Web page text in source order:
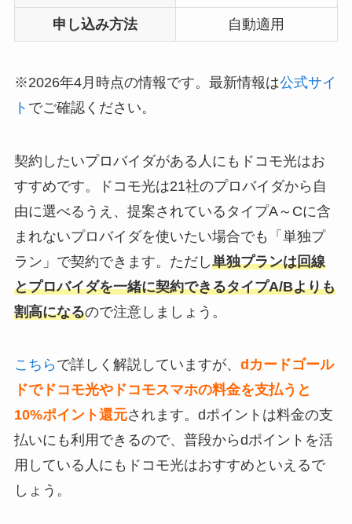
申し込み方法 自動適用
※2026年4月時点の情報です。最新情報は公式サイ
ト でご確認ください。
契約したいプロバイダがある人にもドコモ光はお
すすめです。ドコモ光は21社のプロバイダから自
由に選べるうえ、提案されているタイプA～Cに含
まれないプロバイダを使いたい場合でも「単独プ
ラン」で契約できます。ただし単独プランは回線
とプロバイダを一緒に契約できるタイプA/Bよりも
割高になるので注意しましょう。
こちら で詳しく解説していますが、 dカードゴール
ドでドコモ光やドコモスマホの料金を支払うと
10%ポイント還元されます。dポイントは料金の支
払いにも利用できるので、普段からdポイントを活
用している人にもドコモ光はおすすめといえるで
しょう。